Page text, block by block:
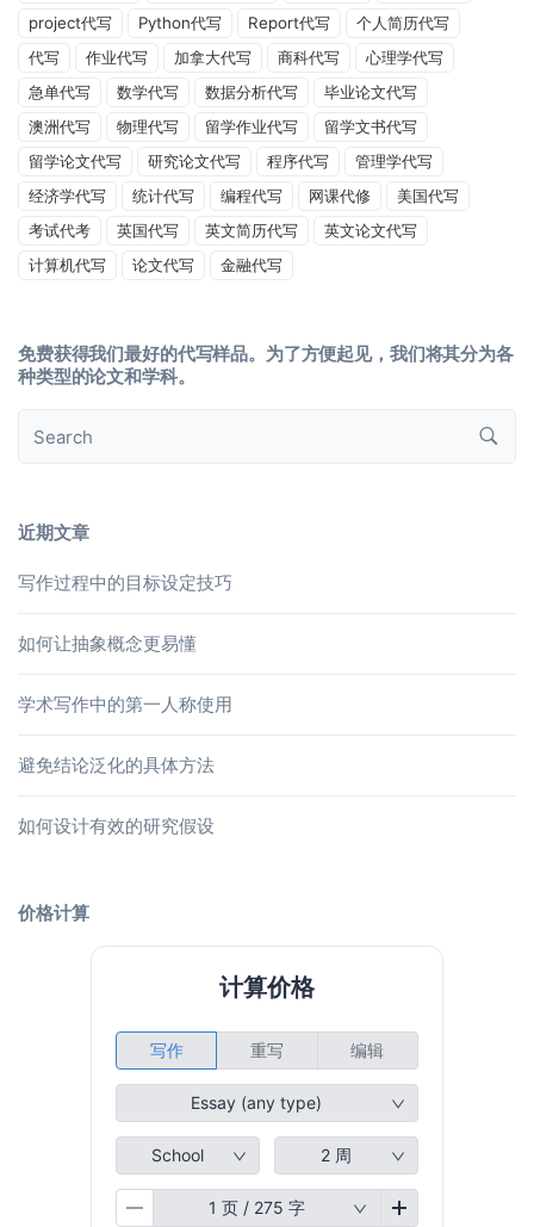
project代写
Python代写 Report代写
个人简历代写
代写
作业代写 加拿大代写 商科代写
心理学代写
急单代写
数学代写 数据分析代写
毕业论文代写
澳洲代写
物理代写 留学作业代写
留学文书代写
留学论文代写
研究论文代写 程序代写
管理学代写
经济学代写
统计代写 编程代写 网课代修
美国代写
考试代考
英国代写 英文简历代写
英文论文代写
计算机代写
论文代写 金融代写
免费获得我们最好的代写样品。为了方便起见，我们将其分为各
种类型的论文和学科。
近期文章
写作过程中的目标设定技巧
如何让抽象概念更易懂
学术写作中的第一人称使用
避免结论泛化的具体方法
如何设计有效的研究假设
价格计算